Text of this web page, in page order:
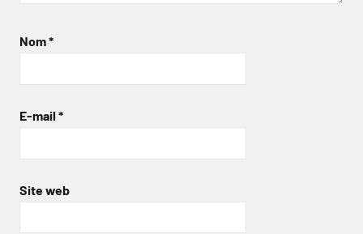
Nom*
E-mail *
Site web